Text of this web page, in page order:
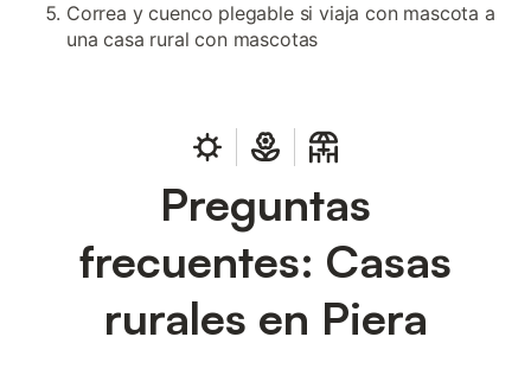
Correa y cuenco plegable si viaja con mascota a
una casa rural con mascotas
Preguntas
frecuentes: Casas
rurales en Piera